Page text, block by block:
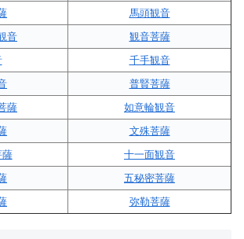
馬頭観音
音
観音菩薩
千手観音
普賢菩薩
薩
如意輪観音
文殊菩薩
薩
十一面観音
五秘密菩薩
弥勒菩薩